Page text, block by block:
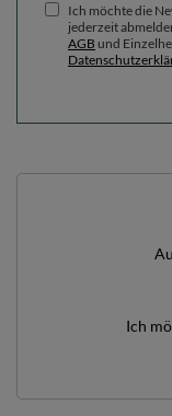
Ich möchte die
jederzeit
AGB und
Ich